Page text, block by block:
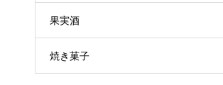
果実酒
焼き菓子